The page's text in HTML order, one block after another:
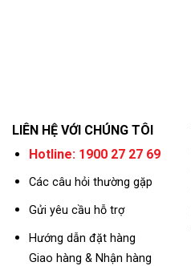
LIÊN HỆ VỚI CHÚNG TÔI
Hotline: 1900 27 27 69
Các câu hỏi thường gặp
Gửi yêu cầu hỗ trợ
Hướng dẫn đặt hàng
Giao hàng & Nhận hàng